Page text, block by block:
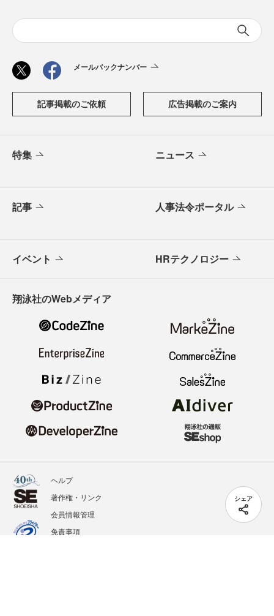
シェア
メールバックナンバー
記事掲載のご依頼 広告掲載のご案内
特集 ニュース
記事 人事法令ポータル
イベント HRテクノロジー
翔泳社のWebメディア
ヘルプ
著作権・リンク
会員情報管理
免責事項